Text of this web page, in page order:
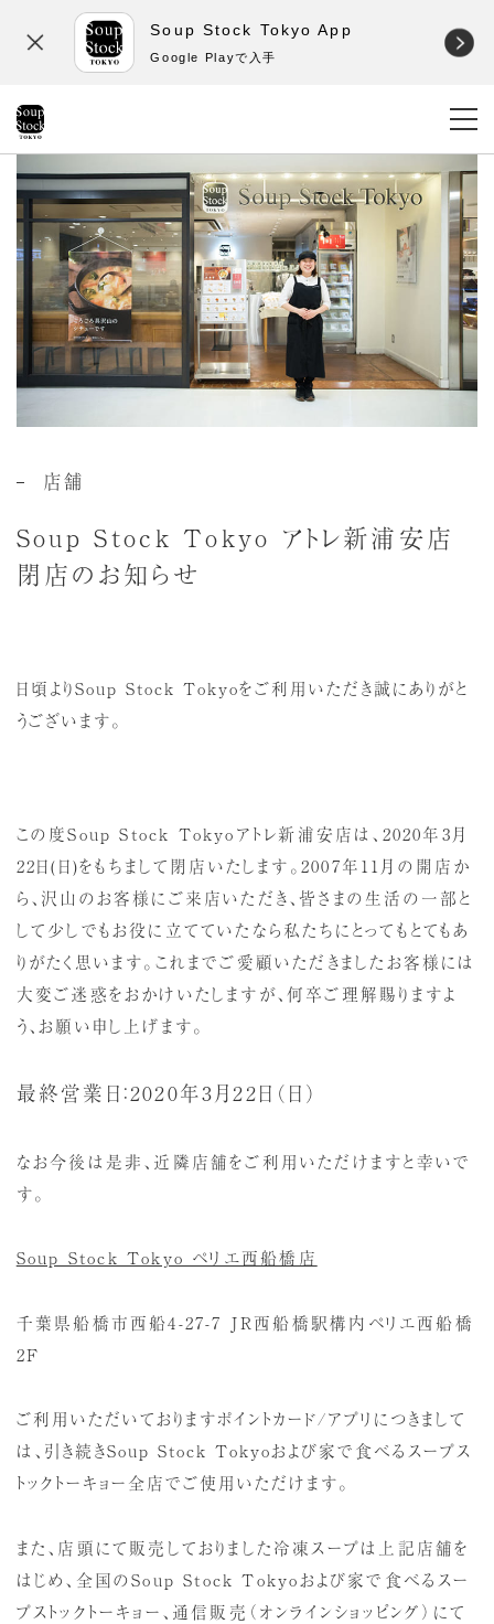
Soup Stock Tokyo App
Google Playで入手
店舗
Soup Stock Tokyo アトレ新浦安店
閉店のお知らせ
日頃よりSoup Stock Tokyoをご利用いただき誠にありがと
うございます。
この度Soup Stock Tokyoアトレ新浦安店は、2020年3月
22日(日)をもちまして閉店いたします。2007年11月の開店か
ら、沢山のお客様にご来店いただき、皆さまの生活の一部と
して少しでもお役に立てていたなら私たちにとってもとてもあ
りがたく思います。これまでご愛顧いただきましたお客様には
大変ご迷惑をおかけいたしますが、何卒ご理解賜りますよ
う、お願い申し上げます。
最終営業日：2020年3月22日（日）
なお今後は是非、近隣店舗をご利用いただけますと幸いで
す。
Soup Stock Tokyo ペリエ西船橋店
千葉県船橋市西船4-27-7 JR西船橋駅構内ペリエ西船橋
2F
ご利用いただいておりますポイントカード/アプリにつきまして
は、引き続きSoup Stock Tokyoおよび家で食べるスープス
トックトーキョー全店でご使用いただけます。
また、店頭にて販売しておりました冷凍スープは上記店舗を
はじめ、全国のSoup Stock Tokyoおよび家で食べるスー
プストックトーキョー、通信販売（オンラインショッピング）にて